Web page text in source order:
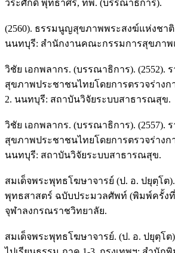
วีระศักดิ์ พุทธาศรี, ทพ. (บรรณาธิการ).
(2560). ธรรมนูญสุขภาพพระสงฆ์แห่งชาติ
นนทบุรี: สำนักงานคณะกรรมการสุขภาพ
วิชัย เอกพลากร. (บรรณาธิการ). (2552).
สุขภาพประชาชนไทยโดยการตรวจร่างก
2. นนทบุรี: สถาบันวิจัยระบบสาธารณสุข.
วิชัย เอกพลากร. (บรรณาธิการ). (2557).
สุขภาพประชาชนไทยโดยการตรวจร่างก
นนทบุรี: สถาบันวิจัยระบบสาธารณสุข.
สมเด็จพระพุทธโฆษาจารย์ (ป. อ. ปยุตฺโต
พุทธสาสตร์ ฉบับประมวลศัพท์ (พิมพ์ครั้งที่
จุฬาลงกรณราชวิทยาลัย.
สมเด็จพระพุทธโฆษาจารย์. (ป. อ. ปยุตฺโต